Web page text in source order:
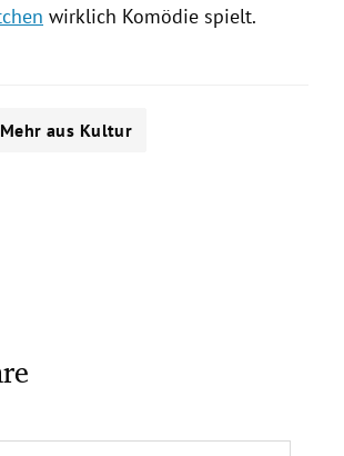
wirklich Komödie spielt.
Mehr aus Kultur